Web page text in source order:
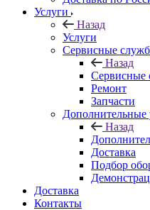
Услуги
Назад
Услуги
Сервисные
Назад
Сервисные
Ремонт
Запчасти
Дополнительные
Назад
Доставка
Подбор
Доставка
Контакты